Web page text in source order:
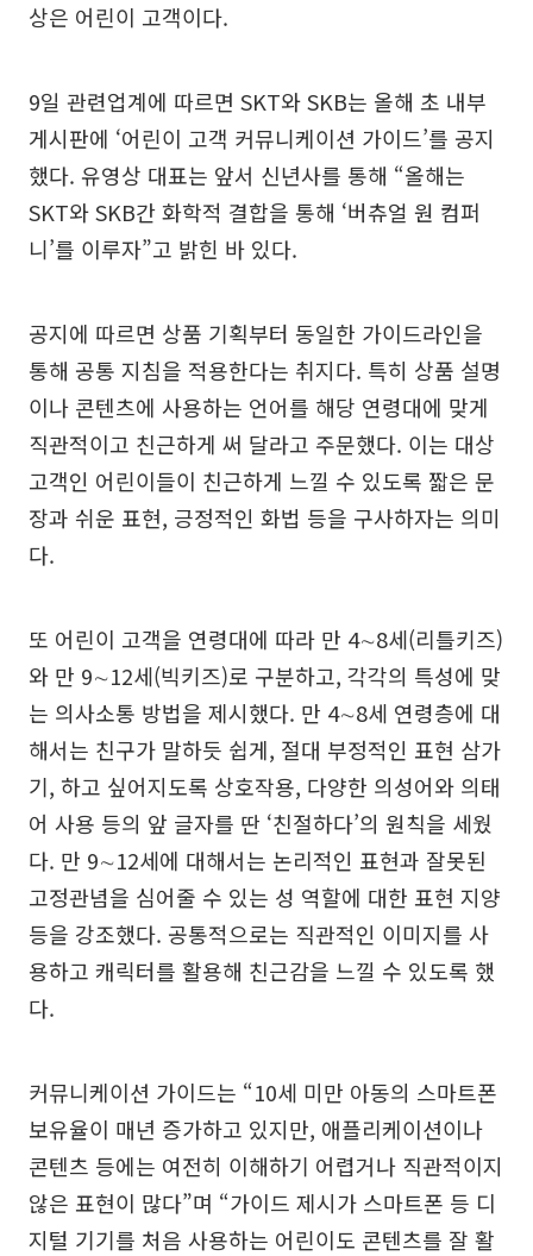
상은 어린이 고객이다.
9일 관련업계에 따르면 SKT와 SKB는 올해 초 내부
게시판에 ‘어린이 고객 커뮤니케이션 가이드’를 공지
했다. 유영상 대표는 앞서 신년사를 통해 “올해는
SKT와 SKB간 화학적 결합을 통해 ‘버츄얼 원 컴퍼
니’를 이루자”고 밝힌 바 있다.
공지에 따르면 상품 기획부터 동일한 가이드라인을
통해 공통 지침을 적용한다는 취지다. 특히 상품 설명
이나 콘텐츠에 사용하는 언어를 해당 연령대에 맞게
직관적이고 친근하게 써 달라고 주문했다. 이는 대상
고객인 어린이들이 친근하게 느낄 수 있도록 짧은 문
장과 쉬운 표현, 긍정적인 화법 등을 구사하자는 의미
다.
또 어린이 고객을 연령대에 따라 만 4∼8세(리틀키즈)
와 만 9∼12세(빅키즈)로 구분하고, 각각의 특성에 맞
는 의사소통 방법을 제시했다. 만 4∼8세 연령층에 대
해서는 친구가 말하듯 쉽게, 절대 부정적인 표현 삼가
기, 하고 싶어지도록 상호작용, 다양한 의성어와 의태
어 사용 등의 앞 글자를 딴 ‘친절하다’의 원칙을 세웠
다. 만 9∼12세에 대해서는 논리적인 표현과 잘못된
고정관념을 심어줄 수 있는 성 역할에 대한 표현 지양
등을 강조했다. 공통적으로는 직관적인 이미지를 사
용하고 캐릭터를 활용해 친근감을 느낄 수 있도록 했
다.
커뮤니케이션 가이드는 “10세 미만 아동의 스마트폰
보유율이 매년 증가하고 있지만, 애플리케이션이나
콘텐츠 등에는 여전히 이해하기 어렵거나 직관적이지
않은 표현이 많다”며 “가이드 제시가 스마트폰 등 디
지털 기기를 처음 사용하는 어린이도 콘텐츠를 잘 활